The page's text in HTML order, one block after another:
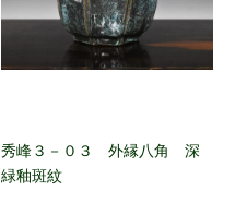
秀峰３－０３ 外縁八角 深
緑釉斑紋